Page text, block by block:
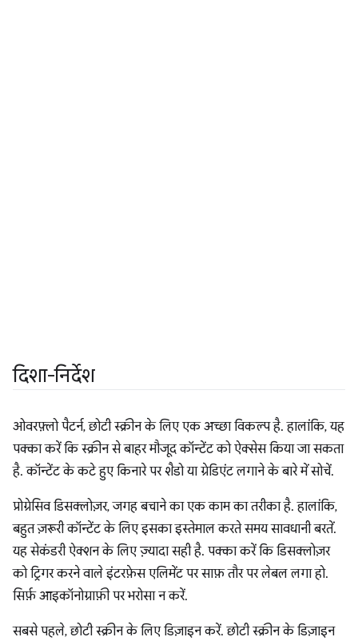
दिशा-निर्देश
ओवरफ़्लो पैटर्न, छोटी स्क्रीन के लिए एक अच्छा विकल्प है. हालांकि, यह
पक्का करें कि स्क्रीन से बाहर मौजूद कॉन्टेंट को ऐक्सेस किया जा सकता
है. कॉन्टेंट के कटे हुए किनारे पर शैडो या ग्रेडिएंट लगाने के बारे में सोचें.
प्रोग्रेसिव डिसक्लोज़र, जगह बचाने का एक काम का तरीका है. हालांकि,
बहुत ज़रूरी कॉन्टेंट के लिए इसका इस्तेमाल करते समय सावधानी बरतें.
यह सेकंडरी ऐक्शन के लिए ज़्यादा सही है. पक्का करें कि डिसक्लोज़र
को ट्रिगर करने वाले इंटरफ़ेस एलिमेंट पर साफ़ तौर पर लेबल लगा हो.
सिर्फ़ आइकॉनोग्राफ़ी पर भरोसा न करें.
सबसे पहले, छोटी स्क्रीन के लिए डिज़ाइन करें. छोटी स्क्रीन के डिज़ाइन